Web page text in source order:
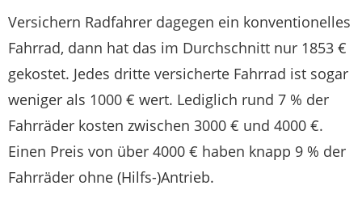
Versichern Radfahrer dagegen ein konventionelles
Fahrrad, dann hat das im Durchschnitt nur 1853 €
gekostet. Jedes dritte versicherte Fahrrad ist sogar
weniger als 1000 € wert. Lediglich rund 7 % der
Fahrräder kosten zwischen 3000 € und 4000 €.
Einen Preis von über 4000 € haben knapp 9 % der
Fahrräder ohne (Hilfs-)Antrieb.